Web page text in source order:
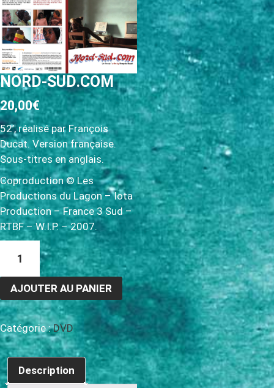
c
p
a
NORD-SUD.COM
20,00€
52’, réalisé par François
Ducat. Version française.
Sous-titres en anglais.
Coproduction © Les
Productions du Lagon – Iota
Production – France 3 Sud –
RTBF – W.I.P. – 2007.
AJOUTER AU PANIER
Catégorie :DVD
Description